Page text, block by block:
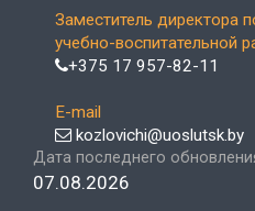
Заместитель директора
учебно-воспитательной
+375 17 957-82-11
E-mail
kozlovichi@uoslutsk.by
Дата последнего
07.08.2026